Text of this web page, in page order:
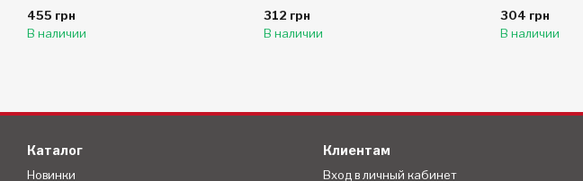
455 грн
В наличии
312 грн
В наличии
304 грн
В наличии
Каталог
Новинки
Клиентам
Вход в личный кабинет